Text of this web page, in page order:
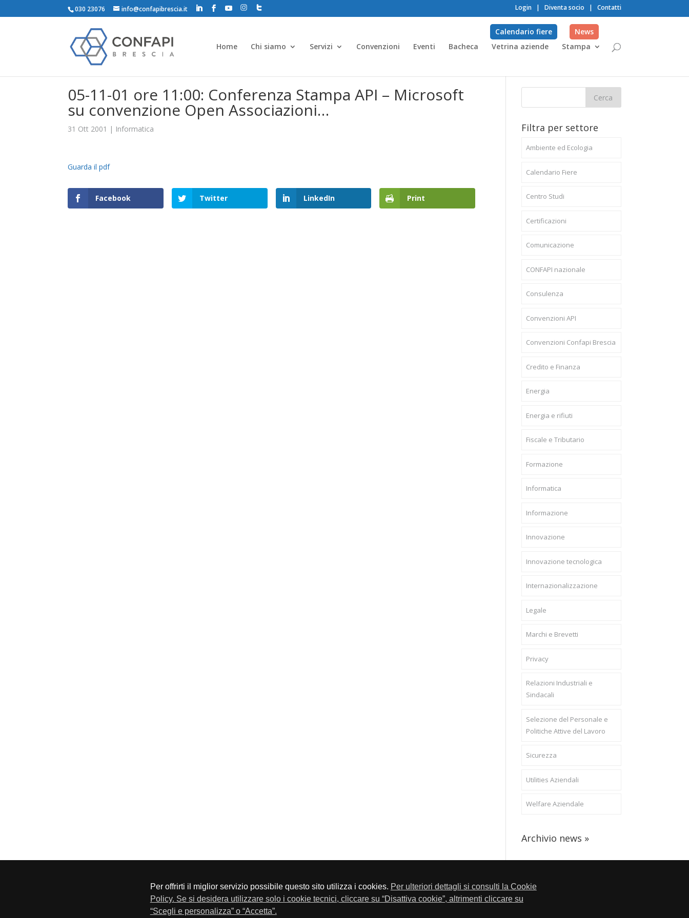
Per offrirti il miglior servizio possibile questo sito utilizza i cookies. Per ulteriori dettagli si consulti la Cookie
Policy. Se si desidera utilizzare solo i cookie tecnici, cliccare su “Disattiva cookie”, altrimenti cliccare su
“Scegli e personalizza” o “Accetta”.
030 23076 info@confapibrescia.it Login | Diventa socio | Contatti
Home Chi siamo Servizi Convenzioni Eventi Bacheca Vetrina aziende Stampa
Calendario fiere News
05-11-01 ore 11:00: Conferenza Stampa API – Microsoft
su convenzione Open Associazioni…
31 Ott 2001 | Informatica
Guarda il pdf
Facebook Twitter LinkedIn Print
Filtra per settore
Ambiente ed Ecologia
Calendario Fiere
Centro Studi
Certificazioni
Comunicazione
CONFAPI nazionale
Consulenza
Convenzioni API
Convenzioni Confapi Brescia
Credito e Finanza
Energia
Energia e rifiuti
Fiscale e Tributario
Formazione
Informatica
Informazione
Innovazione
Innovazione tecnologica
Internazionalizzazione
Legale
Marchi e Brevetti
Privacy
Relazioni Industriali e
Sindacali
Selezione del Personale e
Politiche Attive del Lavoro
Sicurezza
Utilities Aziendali
Welfare Aziendale
Archivio news »
Via F.Lippi, 30 25134 Brescia P.Iva 01548020179 - Telefono 030-23076 - Fax 030-2304108